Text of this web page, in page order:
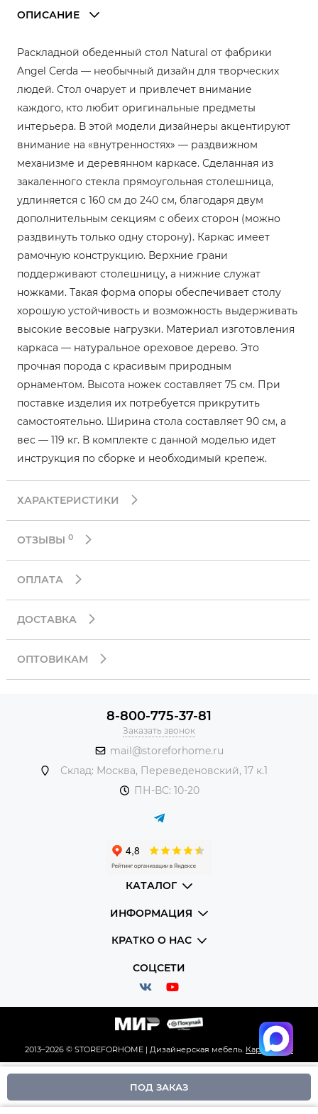
ПОД ЗАКАЗ
ОПИСАНИЕ
Раскладной обеденный стол Natural от фабрики
Angel Cerda — необычный дизайн для творческих
людей. Стол очарует и привлечет внимание
каждого, кто любит оригинальные предметы
интерьера. В этой модели дизайнеры акцентируют
внимание на «внутренностях» — раздвижном
механизме и деревянном каркасе. Сделанная из
закаленного стекла прямоугольная столешница,
удлиняется с 160 см до 240 см, благодаря двум
дополнительным секциям с обеих сторон (можно
раздвинуть только одну сторону). Каркас имеет
рамочную конструкцию. Верхние грани
поддерживают столешницу, а нижние служат
ножками. Такая форма опоры обеспечивает столу
хорошую устойчивость и возможность выдерживать
высокие весовые нагрузки. Материал изготовления
каркаса — натуральное ореховое дерево. Это
прочная порода с красивым природным
орнаментом. Высота ножек составляет 75 см. При
поставке изделия их потребуется прикрутить
самостоятельно. Ширина стола составляет 90 см, а
вес — 119 кг. В комплекте с данной моделью идет
инструкция по сборке и необходимый крепеж.
ХАРАКТЕРИСТИКИ
ОТЗЫВЫ 0
ОПЛАТА
ДОСТАВКА
ОПТОВИКАМ
8-800-775-37-81
Заказать звонок
mail@storeforhome.ru
Склад: Москва, Переведеновский, 17 к.1
ПН-ВС: 10-20
КАТАЛОГ
ИНФОРМАЦИЯ
КРАТКО О НАС
СОЦСЕТИ
2013–2026 © STOREFORHOME | Дизайнерская мебель. Карта сайта